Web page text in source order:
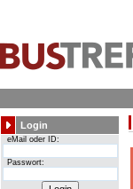
Login
eMail oder ID:
Passwort: